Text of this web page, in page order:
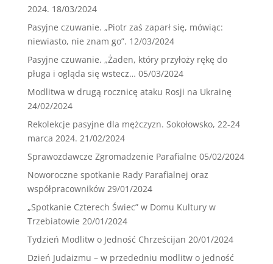
2024. 18/03/2024
Pasyjne czuwanie. „Piotr zaś zaparł się, mówiąc:
niewiasto, nie znam go”. 12/03/2024
Pasyjne czuwanie. „Żaden, który przyłoży rękę do
pługa i ogląda się wstecz… 05/03/2024
Modlitwa w drugą rocznicę ataku Rosji na Ukrainę
24/02/2024
Rekolekcje pasyjne dla mężczyzn. Sokołowsko, 22-24
marca 2024. 21/02/2024
Sprawozdawcze Zgromadzenie Parafialne 05/02/2024
Noworoczne spotkanie Rady Parafialnej oraz
współpracowników 29/01/2024
„Spotkanie Czterech Świec” w Domu Kultury w
Trzebiatowie 20/01/2024
Tydzień Modlitw o Jedność Chrześcijan 20/01/2024
Dzień Judaizmu – w przededniu modlitw o jedność